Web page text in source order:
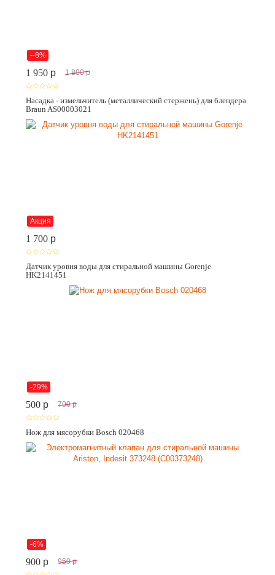
--8%
1 950 p 1 800 p
Насадка - измельчитель (металлический стержень) для блендера
Braun AS00003021
Акция
1 700 p
Датчик уровня воды для стиральной машины Gorenje
HK2141451
-29%
500 p 700 p
Нож для мясорубки Bosch 020468
-6%
900 p 950 p